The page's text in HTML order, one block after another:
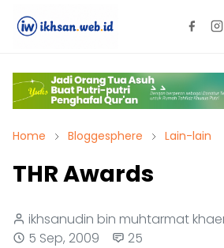
Home Bloggesphere Lain-lain
THR Awards
ikhsanudin bin muhtarmat
5 Sep, 2009
25